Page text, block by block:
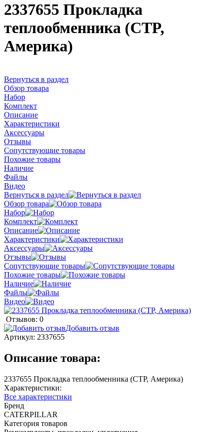
2337655 Прокладка
теплообменника (CTP,
Америка)
Вернуться в раздел
Обзор товара
Набор
Комплект
Описание
Характеристики
Аксессуары
Отзывы
Сопутствующие товары
Похожие товары
Наличие
Файлы
Видео
Вернуться в раздел
Обзор товара
Набор
Комплект
Описание
Характеристики
Аксессуары
Отзывы
Сопутствующие товары
Похожие товары
Наличие
Файлы
Видео
Отзывов: 0
Добавить отзыв
Артикул: 2337655
Описание товара:
2337655 Прокладка теплообменника (CTP, Америка)
Характеристики:
Все характеристики
Бренд
CATERPILLAR
Категория товаров